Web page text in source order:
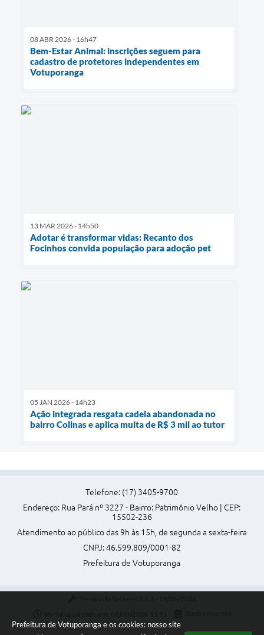
Prefeitura de Votuporanga e os cookies: nosso site
08 ABR 2026 - 16h47
Bem-Estar Animal: inscrições seguem para
cadastro de protetores independentes em
Votuporanga
13 MAR 2026 - 14h50
Adotar é transformar vidas: Recanto dos
Focinhos convida população para adoção pet
05 JAN 2026 - 14h23
Ação integrada resgata cadela abandonada no
bairro Colinas e aplica multa de R$ 3 mil ao tutor
Telefone: (17) 3405-9700
Endereço: Rua Pará nº 3227 - Bairro: Patrimônio Velho | CEP:
15502-236
Atendimento ao público das 9h às 15h, de segunda a sexta-feira
CNPJ: 46.599.809/0001-82
Prefeitura de Votuporanga